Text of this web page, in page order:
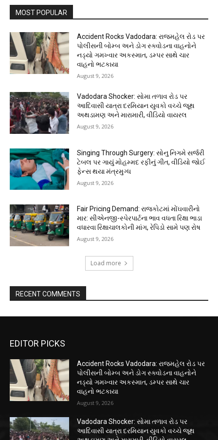
MOST POPULAR
Accident Rocks Vadodara: રાજમહેલ રોડ પર
પોલીસની બોમ્બ અને ડોગ સ્ક્વોડના વાહનોને
નડ્યો ગમખ્વાર અકસ્માત, ડમ્પર સાથે ચાર
વાહનો ભટકાયા
August 9, 2026
Vadodara Shocker: સોમા તળાવ રોડ પર
આદિવાસી યાત્રા દરમિયાન યુવકો વચ્ચે જૂથ
અથડામણ અને મારામારી, વીડિયો વાયરલ
August 9, 2026
Singing Through Surgery: સોનુ નિગમે સર્જરી
ટેબલ પર ગાયું મોહમ્મદ રફીનું ગીત, વીડિયો જોઈ
ફેન્સ થયા મંત્રમુગ્ધ
August 9, 2026
Fair Pricing Demand: રાજકોટમાં મોંઘવારીનો
માર: સીએનજી-સ્પેરપાર્ટના ભાવ વધતા રિક્ષા ભાડા
વધારવા રિક્ષાચાલકોની માંગ, રેપિડો સામે પણ રોષ
August 9, 2026
Load more
RECENT COMMENTS
EDITOR PICKS
Accident Rocks Vadodara: રાજમહેલ રોડ પર
પોલીસની બોમ્બ અને ડોગ સ્ક્વોડના વાહનોને
નડ્યો ગમખ્વાર અકસ્માત, ડમ્પર સાથે ચાર
વાહનો ભટકાયા
August 9, 2026
Vadodara Shocker: સોમા તળાવ રોડ પર
આદિવાસી યાત્રા દરમિયાન યુવકો વચ્ચે જૂથ